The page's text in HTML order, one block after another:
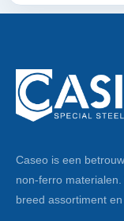
Caseo is een
non-ferro
breed assortiment